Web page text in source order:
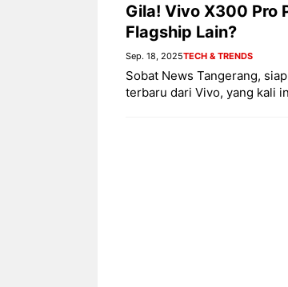
Gila! Vivo X300 Pro
Flagship Lain?
Sep. 18, 2025TECH & TRENDS
Sobat News Tangerang,
terbaru dari Vivo, yang kali